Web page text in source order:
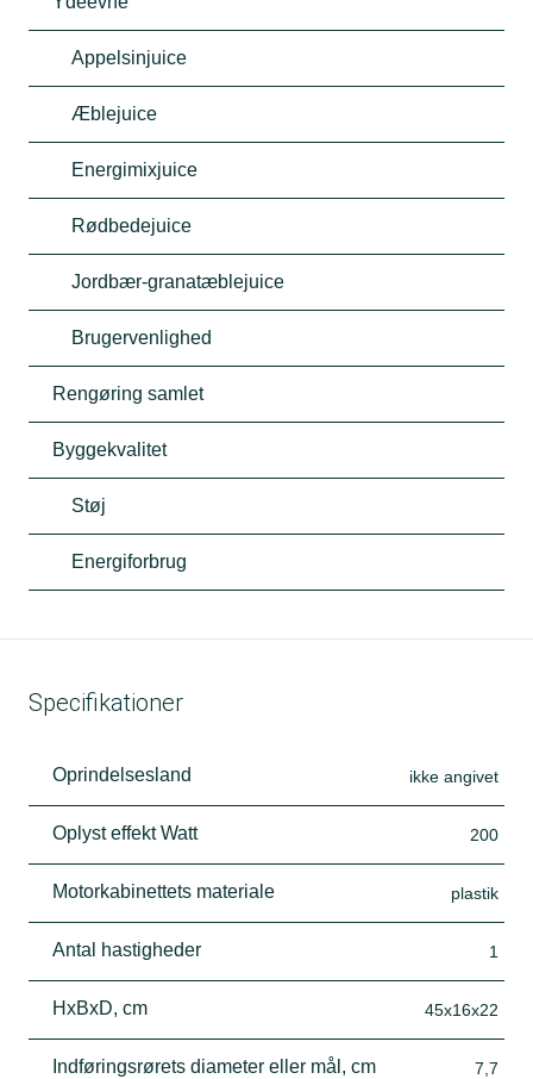
Appelsinjuice
Æblejuice
Energimixjuice
Rødbedejuice
Jordbær-granatæblejuice
Brugervenlighed
Rengøring samlet
Byggekvalitet
Støj
Energiforbrug
Specifikationer
Oprindelsesland ikke angivet
Oplyst effekt Watt 200
Motorkabinettets materiale plastik
Antal hastigheder 1
HxBxD, cm 45x16x22
Indføringsrørets diameter eller mål, cm 7,7